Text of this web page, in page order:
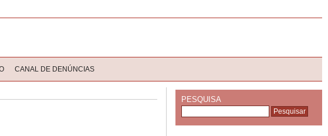
CANAL DE DENÚNCIAS
PESQUISA